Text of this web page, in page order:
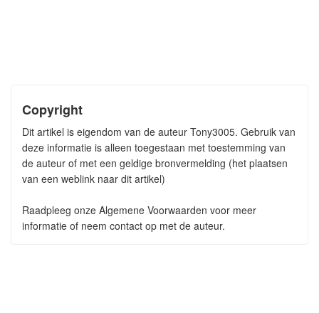
Copyright
Dit artikel is eigendom van de auteur Tony3005. Gebruik van
deze informatie is alleen toegestaan met toestemming van
de auteur of met een geldige bronvermelding (het plaatsen
van een weblink naar dit artikel)
Raadpleeg onze Algemene Voorwaarden voor meer
informatie of neem contact op met de auteur.